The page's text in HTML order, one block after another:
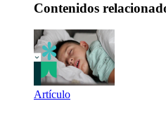
Contenidos
Artículo